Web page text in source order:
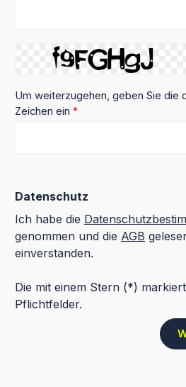
Um weiterzugehen, geben Sie die
Zeichen ein *
Datenschutz
Ich habe die
genommen und die AGB
einverstanden.
Die mit einem Stern (*)
Pflichtfelder.